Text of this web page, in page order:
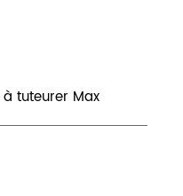
tuteurer Max